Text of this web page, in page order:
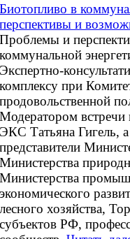
Биотопливо в
перспективы и
Проблемы и
коммунальной
Экспертно-
комплексу при
продовольственной
Модератором встречи
ЭКС Татьяна Гигель,
представители
Министерства
Министерства
экономического
лесного хозяйства,
субъектов РФ,